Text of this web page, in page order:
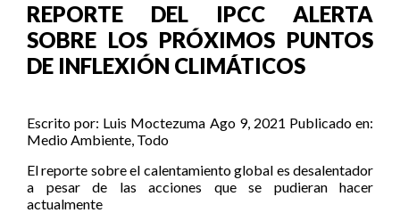
REPORTE DEL IPCC ALERTA
SOBRE LOS PRÓXIMOS PUNTOS
DE INFLEXIÓN CLIMÁTICOS
Escrito por: Luis Moctezuma Ago 9, 2021 Publicado en:
Medio Ambiente, Todo
El reporte sobre el calentamiento global es desalentador
a pesar de las acciones que se pudieran hacer
actualmente